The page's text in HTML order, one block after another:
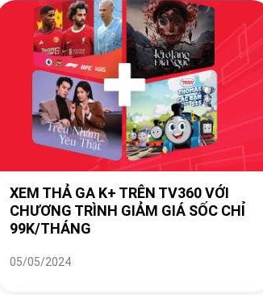
XEM THẢ GA K+ TRÊN TV360 VỚI
CHƯƠNG TRÌNH GIẢM GIÁ SỐC CHỈ
99K/THÁNG
05/05/2024